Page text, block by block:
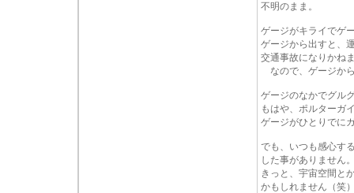
不明のまま。
ゲージがキライでゲ
ゲージから出すと、
交通事故になりかね
なので、ゲージか
ゲージのなかでグル
もはや、ポルターガ
ゲージがひとりでに
でも、いつも感心す
した事がありません
きっと、宇宙空間と
かもしれません（笑